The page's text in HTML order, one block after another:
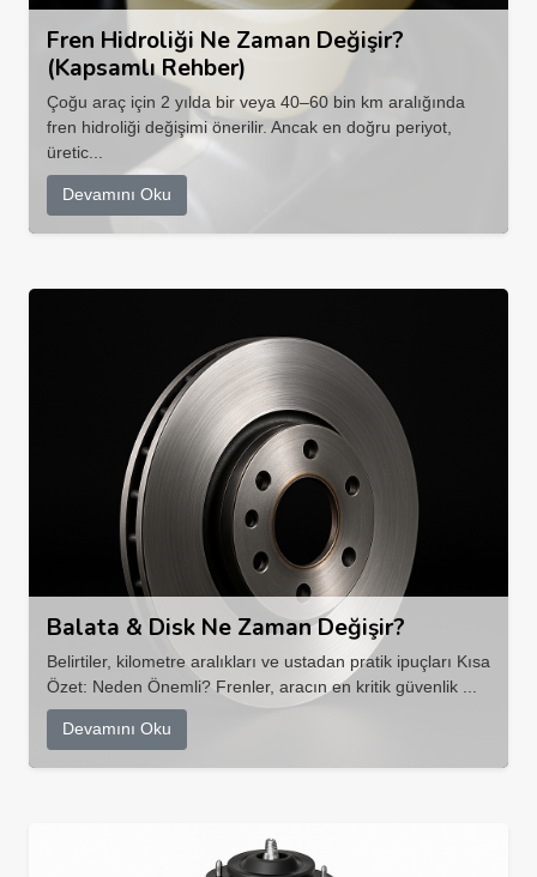
Fren Hidroliği Ne Zaman Değişir?
(Kapsamlı Rehber)
Çoğu araç için 2 yılda bir veya 40–60 bin km aralığında
fren hidroliği değişimi önerilir. Ancak en doğru periyot,
üretic...
Devamını Oku
Balata & Disk Ne Zaman Değişir?
Belirtiler, kilometre aralıkları ve ustadan pratik ipuçları Kısa
Özet: Neden Önemli? Frenler, aracın en kritik güvenlik ...
Devamını Oku